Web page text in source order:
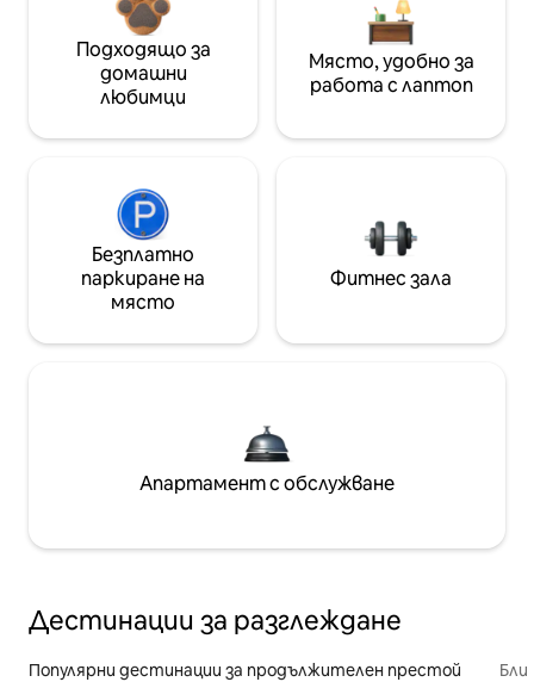
Подходящо за
домашни
любимци
Място, удобно за
работа с лаптоп
Безплатно
паркиране на
място
Фитнес зала
Апартамент с обслужване
Дестинации за разглеждане
Популярни дестинации за продължителен престой